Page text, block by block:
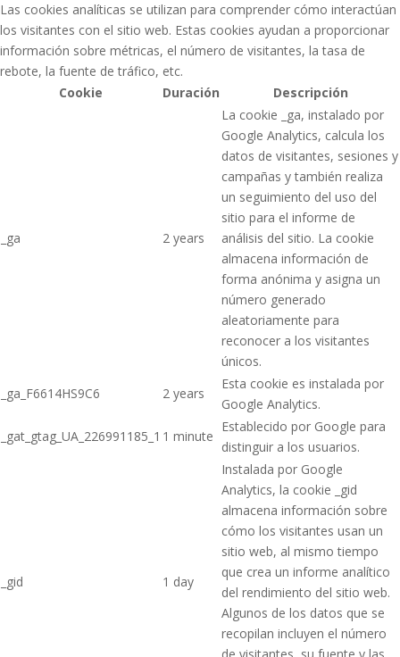
Las cookies analíticas se utilizan para comprender cómo interactúan
los visitantes con el sitio web. Estas cookies ayudan a proporcionar
información sobre métricas, el número de visitantes, la tasa de
rebote, la fuente de tráfico, etc.
Cookie
Duración Descripción
_ga 2 years
La cookie _ga, instalado por
Google Analytics, calcula los
datos de visitantes, sesiones y
campañas y también realiza
un seguimiento del uso del
sitio para el informe de
análisis del sitio. La cookie
almacena información de
forma anónima y asigna un
número generado
aleatoriamente para
reconocer a los visitantes
únicos.
_ga_F6614HS9C6
2 years
Esta cookie es instalada por
Google Analytics.
_gat_gtag_UA_226991185_1 1 minute
Establecido por Google para
distinguir a los usuarios.
_gid 1 day
Instalada por Google
Analytics, la cookie _gid
almacena información sobre
cómo los visitantes usan un
sitio web, al mismo tiempo
que crea un informe analítico
del rendimiento del sitio web.
Algunos de los datos que se
recopilan incluyen el número